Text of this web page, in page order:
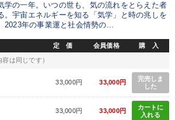
学の一年。いつの世も、気の流れをとらえた者
。宇宙エネルギーを知る「気学」と時の兆しを
2023年の事業運と社会情勢の...
定 価 会員価格 購 入
容は同じです）
33,000円 33,000円
完売しま
した
33,000円 33,000円
カートに
入れる